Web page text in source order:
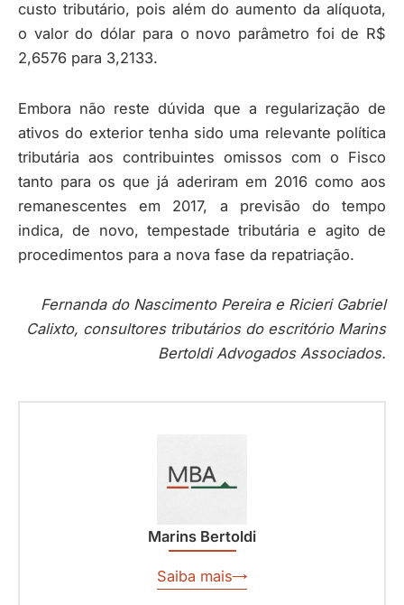
custo tributário, pois além do aumento da alíquota,
o valor do dólar para o novo parâmetro foi de R$
2,6576 para 3,2133.
Embora não reste dúvida que a regularização de
ativos do exterior tenha sido uma relevante política
tributária aos contribuintes omissos com o Fisco
tanto para os que já aderiram em 2016 como aos
remanescentes em 2017, a previsão do tempo
indica, de novo, tempestade tributária e agito de
procedimentos para a nova fase da repatriação.
Fernanda do Nascimento Pereira e Ricieri Gabriel
Calixto, consultores tributários do escritório Marins
Bertoldi Advogados Associados.
Marins Bertoldi
Saiba mais